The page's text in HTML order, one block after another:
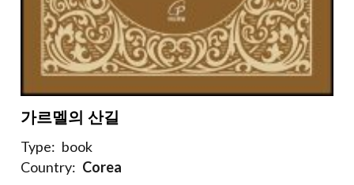
가르멜의 산길
Type: book
Country: Corea